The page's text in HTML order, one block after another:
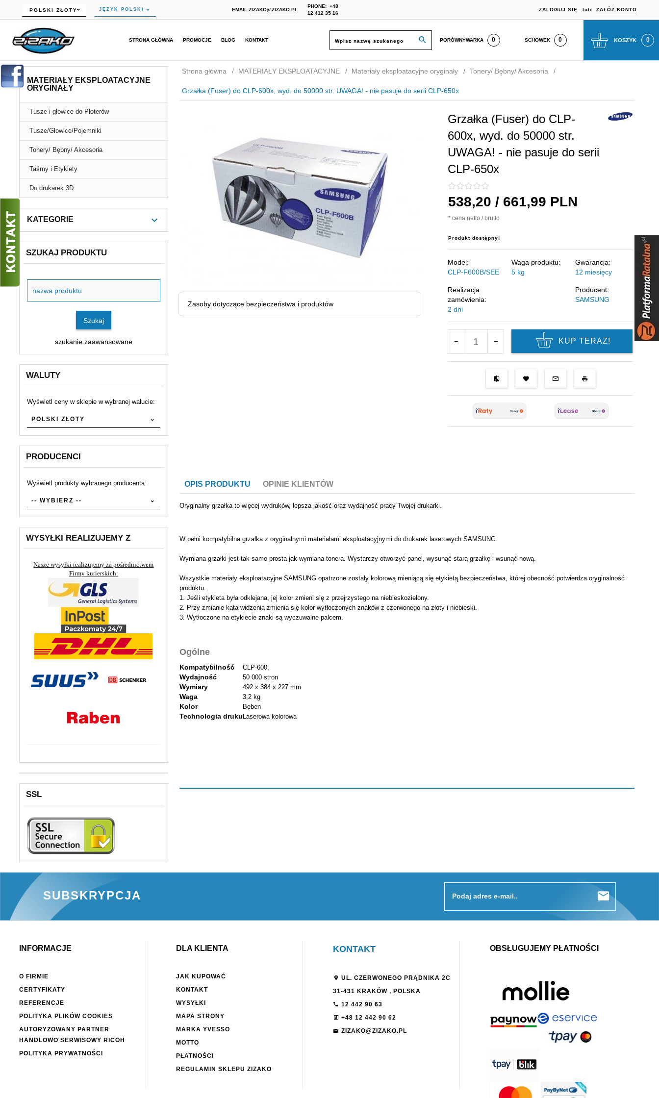
currency_h
POLSKI ZŁOTY JĘZYK POLSKI EMAIL:ZIZAKO@ZIZAKO.PL
PHONE: +48
12 412 35 16
ZALOGUJ SIĘ lub ZAŁÓŻ KONTO
STRONA GŁÓWNA PROMOCJE BLOG KONTAKT PORÓWNYWARKA SCHOWEK KOSZYK 0
MATERIAŁY EKSPLOATACYJNE
ORYGINAŁY
Tusze i głowice do Ploterów
Tusze/Głowice/Pojemniki
Tonery/ Bębny/ Akcesoria
Taśmy i Etykiety
Do drukarek 3D
KATEGORIE
SZUKAJ PRODUKTU
Szukaj
Szukaj
szukanie zaawansowane
WALUTY
Wyświetl ceny w sklepie w wybranej walucie:
POLSKI ZŁOTY
PRODUCENCI
Wyświetl produkty wybranego producenta:
set_producers
-- WYBIERZ --
WYSYŁKI REALIZUJEMY Z
Nasze wysyłki realizujemy za pośrednictwem
Firmy kurierskich:
SSL
Strona główna MATERIAŁY EKSPLOATACYJNE Materiały eksploatacyjne oryginały Tonery/ Bębny/ Akcesoria
Grzałka (Fuser) do CLP-600x, wyd. do 50000 str. UWAGA! - nie pasuje do serii CLP-650x
Zasoby dotyczące bezpieczeństwa i produktów
Grzałka (Fuser) do CLP-
600x, wyd. do 50000 str.
UWAGA! - nie pasuje do serii
CLP-650x
538,20 / 661,99 PLN
* cena netto / brutto
Produkt dostępny!
Model:
CLP-F600B/SEE
Waga produktu:
5 kg
Gwarancja:
12 miesięcy
Realizacja
zamówienia:
2 dni
Producent:
SAMSUNG
KUP TERAZ!
OPIS PRODUKTU OPINIE KLIENTÓW
Oryginalny grzałka to więcej wydruków, lepsza jakość oraz wydajność pracy Twojej drukarki.
W pełni kompatybilna grzałka z oryginalnymi materiałami eksploatacyjnymi do drukarek laserowych SAMSUNG.
Wymiana grzałki jest tak samo prosta jak wymiana tonera. Wystarczy otworzyć panel, wysunąć starą grzałkę i wsunąć nową.
Wszystkie materiały eksploatacyjne SAMSUNG opatrzone zostały kolorową mieniącą się etykietą bezpieczeństwa, której obecność potwierdza oryginalność
produktu.
1. Jeśli etykieta była odklejana, jej kolor zmieni się z przejrzystego na niebieskozielony.
2. Przy zmianie kąta widzenia zmienia się kolor wytłoczonych znaków z czerwonego na złoty i niebieski.
3. Wytłoczone na etykiecie znaki są wyczuwalne palcem.
Ogólne
Kompatybilność CLP-600,
Wydajność 50 000 stron
Wymiary 492 x 384 x 227 mm
Waga 3,2 kg
Kolor Bęben
Technologia druku Laserowa kolorowa
SUBSKRYPCJA Podaj adres e-mail..
INFORMACJE
O FIRMIE
CERTYFIKATY
REFERENCJE
POLITYKA PLIKÓW COOKIES
AUTORYZOWANY PARTNER
HANDLOWO SERWISOWY RICOH
POLITYKA PRYWATNOŚCI
DLA KLIENTA
JAK KUPOWAĆ
KONTAKT
WYSYŁKI
MAPA STRONY
MARKA YVESSO
MOTTO
PŁATNOŚCI
REGULAMIN SKLEPU ZIZAKO
KONTAKT
UL. CZERWONEGO PRĄDNIKA 2C
31-431 KRAKÓW , POLSKA
12 442 90 63
+48 12 442 90 62
ZIZAKO@ZIZAKO.PL
OBSŁUGUJEMY PŁATNOŚCI